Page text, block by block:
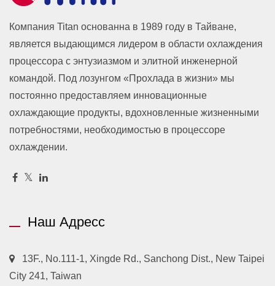
Компания Titan основанна в 1989 году в Тайване,
является выдающимся лидером в области охлаждения
процессора с энтузиазмом и элитной инженерной
командой. Под лозунгом «Прохлада в жизни» мы
постоянно предоставляем инновационные
охлаждающие продукты, вдохновленные жизненными
потребностями, необходимостью в процессоре
охлаждении.
Наш Адресс
13F., No.111-1, Xingde Rd., Sanchong Dist., New Taipei
City 241, Taiwan